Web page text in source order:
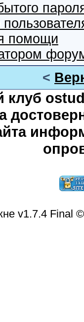
помощи
<
клуб
v1.7.4 Final